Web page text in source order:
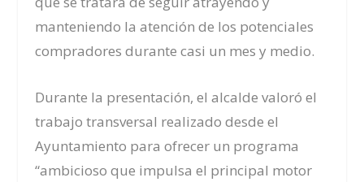
manteniendo la atención de los potenciales
compradores durante casi un mes y medio.
Durante la presentación, el alcalde valoró el
trabajo transversal realizado desde el
Ayuntamiento para ofrecer un programa
“ambicioso que impulsa el principal motor